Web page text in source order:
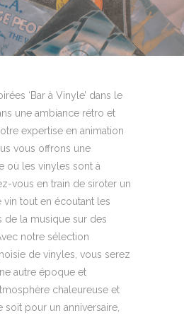
‘Bar à Vinyle’ dans le
une ambiance rétro et
expertise en animation
vous offrons une
où les vinyles sont à
vous en train de siroter un
vin tout en écoutant les
de la musique sur des
notre sélection
de vinyles, vous serez
autre époque et
chaleureuse et
soit pour un anniversaire,